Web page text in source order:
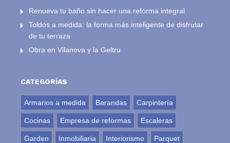
Renueva tu baño sin hacer una reforma integral
Toldos a medida: la forma más inteligente de disfrutar
de tu terraza
Obra en Vilanova y la Geltru
CATEGORÍAS
Armarios a medida Barandas Carpintería
Cocinas Empresa de reformas Escaleras
Garden Inmobiliaria Interiorismo Parquet